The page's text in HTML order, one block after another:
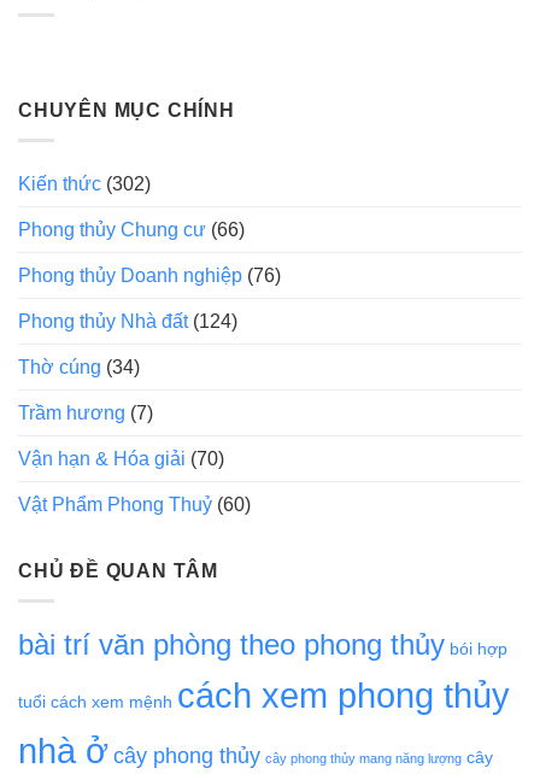
CHUYÊN MỤC CHÍNH
Kiến thức (302)
Phong thủy Chung cư (66)
Phong thủy Doanh nghiệp (76)
Phong thủy Nhà đất(124)
Thờ cúng (34)
Trầm hương (7)
Vận hạn & Hóa giải (70)
Vật Phẩm Phong Thuỷ (60)
CHỦ ĐỀ QUAN TÂM
bài trí văn phòng theo phong thủy bói hợp
tuổi cách xem mệnh cách xem phong thủy
nhà ở cây phong thủy cây phong thủy mang năng lượng cây